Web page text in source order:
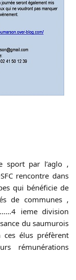
sport par l’aglo ,
rencontre dans
qui bénéficie de
de communes ,
ieme division
du saumurois
élus préfèrent
rémunérations